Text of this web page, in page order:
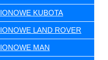
KUBOTA
LAND ROVER
MAN